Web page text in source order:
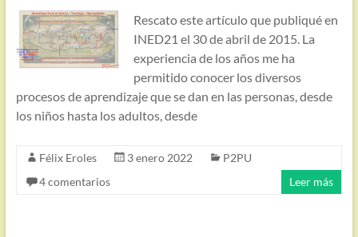
Rescato este artículo que publiqué en
INED21 el 30 de abril de 2015. La
experiencia de los años me ha
permitido conocer los diversos
procesos de aprendizaje que se dan en las personas, desde
los niños hasta los adultos, desde
Félix Eroles 3 enero 2022
P2PU
4 comentarios
Leer más